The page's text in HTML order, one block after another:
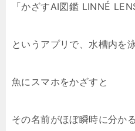
「かざすAI図鑑 LINNÉ
というアプリで、水槽内を
魚にスマホをかざすと
その名前がほぼ瞬時に分か